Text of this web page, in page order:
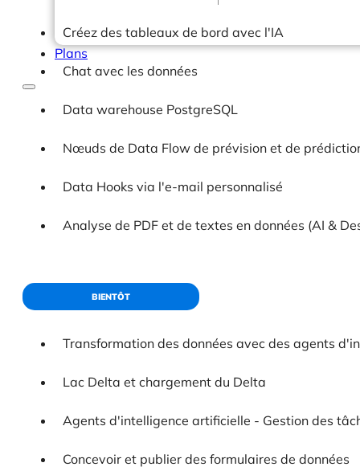
Plans
Créez des tableaux de bord avec l'IA
Chat avec les données
Data warehouse PostgreSQL
Nœuds de Data Flow de prévision et de
Data Hooks via l'e-mail personnalisé
Analyse de PDF et de textes en données (AI &
BIENTÔT
Transformation des données avec des agents
Lac Delta et chargement du Delta
Agents d'intelligence artificielle - Gestion des
Concevoir et publier des formulaires de données